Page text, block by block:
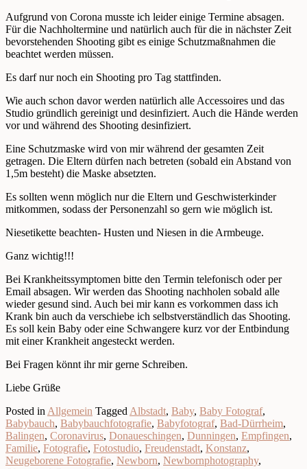
Aufgrund von Corona musste ich leider einige Termine absagen.
Für die Nachholtermine und natürlich auch für die in nächster Zeit
bevorstehenden Shooting gibt es einige Schutzmaßnahmen die
beachtet werden müssen.
Es darf nur noch ein Shooting pro Tag stattfinden.
Wie auch schon davor werden natürlich alle Accessoires und das
Studio gründlich gereinigt und desinfiziert. Auch die Hände werden
vor und während des Shooting desinfiziert.
Eine Schutzmaske wird von mir während der gesamten Zeit
getragen. Die Eltern dürfen nach betreten (sobald ein Abstand von
1,5m besteht) die Maske absetzten.
Es sollten wenn möglich nur die Eltern und Geschwisterkinder
mitkommen, sodass der Personenzahl so gern wie möglich ist.
Niesetikette beachten- Husten und Niesen in die Armbeuge.
Ganz wichtig!!!
Bei Krankheitssymptomen bitte den Termin telefonisch oder per
Email absagen. Wir werden das Shooting nachholen sobald alle
wieder gesund sind. Auch bei mir kann es vorkommen dass ich
Krank bin auch da verschiebe ich selbstverständlich das Shooting.
Es soll kein Baby oder eine Schwangere kurz vor der Entbindung
mit einer Krankheit angesteckt werden.
Bei Fragen könnt ihr mir gerne Schreiben.
Liebe Grüße
Posted in Allgemein Tagged Albstadt, Baby, Baby Fotograf,
Babybauch, Babybauchfotografie, Babyfotograf, Bad-Dürrheim,
Balingen, Coronavirus, Donaueschingen, Dunningen, Empfingen,
Familie, Fotografie, Fotostudio, Freudenstadt, Konstanz,
Neugeborene Fotografie, Newborn, Newbornphotography,